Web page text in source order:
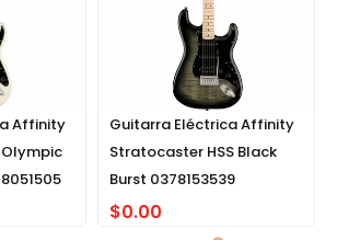
Affinity
Guitarra Eléctrica Affinity
Stratocaster HSS Black
Burst 0378153539
$0.00